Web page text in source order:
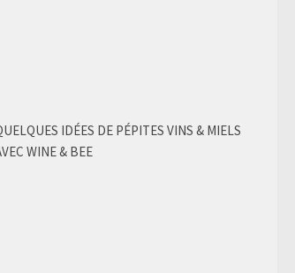
IDÉES DE PÉPITES VINS & MIELS
WINE & BEE